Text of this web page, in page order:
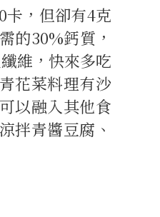
卡，但卻有4克
的30%鈣質，
維，快來多吃
花菜料理有沙
以融入其他食
拌青醬豆腐、